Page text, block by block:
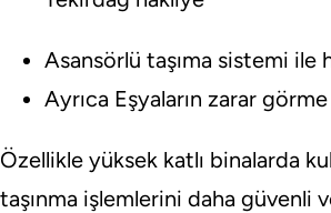
Asansörlü taşıma sistemi ile
Ayrıca Eşyaların zarar
Özellikle yüksek katlı binalarda
taşınma işlemlerini daha güvenli